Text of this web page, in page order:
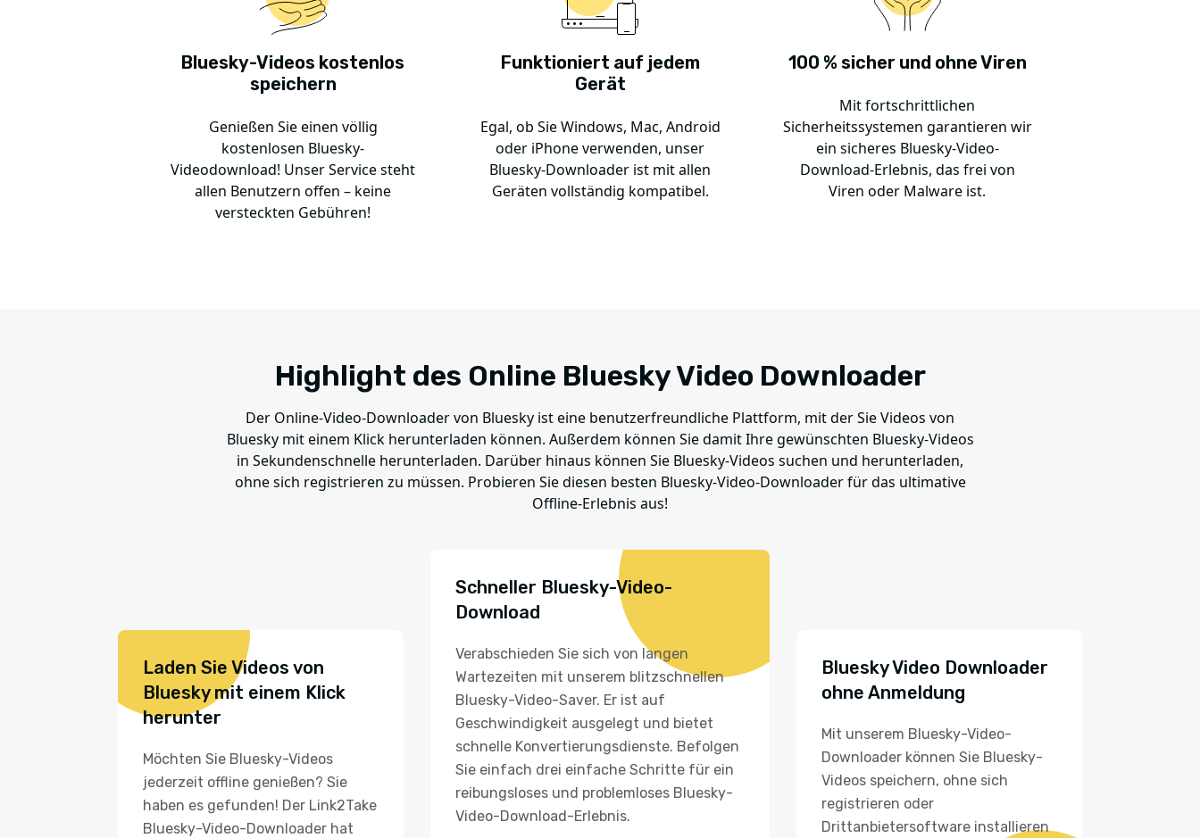
Bluesky-Videos kostenlos
speichern
Genießen Sie einen völlig
kostenlosen Bluesky-
Videodownload! Unser Service steht
allen Benutzern offen – keine
versteckten Gebühren!
Funktioniert auf jedem
Gerät
Egal, ob Sie Windows, Mac, Android
oder iPhone verwenden, unser
Bluesky-Downloader ist mit allen
Geräten vollständig kompatibel.
100 % sicher und ohne Viren
Mit fortschrittlichen
Sicherheitssystemen garantieren wir
ein sicheres Bluesky-Video-
Download-Erlebnis, das frei von
Viren oder Malware ist.
Highlight des Online Bluesky Video Downloader
Der Online-Video-Downloader von Bluesky ist eine benutzerfreundliche Plattform, mit der Sie Videos von
Bluesky mit einem Klick herunterladen können. Außerdem können Sie damit Ihre gewünschten Bluesky-Videos
in Sekundenschnelle herunterladen. Darüber hinaus können Sie Bluesky-Videos suchen und herunterladen,
ohne sich registrieren zu müssen. Probieren Sie diesen besten Bluesky-Video-Downloader für das ultimative
Offline-Erlebnis aus!
Laden Sie Videos von
Bluesky mit einem Klick
herunter
Möchten Sie Bluesky-Videos
jederzeit offline genießen? Sie
haben es gefunden! Der Link2Take
Bluesky-Video-Downloader hat
Schneller Bluesky-Video-
Download
Verabschieden Sie sich von langen
Wartezeiten mit unserem blitzschnellen
Bluesky-Video-Saver. Er ist auf
Geschwindigkeit ausgelegt und bietet
schnelle Konvertierungsdienste. Befolgen
Sie einfach drei einfache Schritte für ein
reibungsloses und problemloses Bluesky-
Video-Download-Erlebnis.
Bluesky Video Downloader
ohne Anmeldung
Mit unserem Bluesky-Video-
Downloader können Sie Bluesky-
Videos speichern, ohne sich
registrieren oder
Drittanbietersoftware installieren